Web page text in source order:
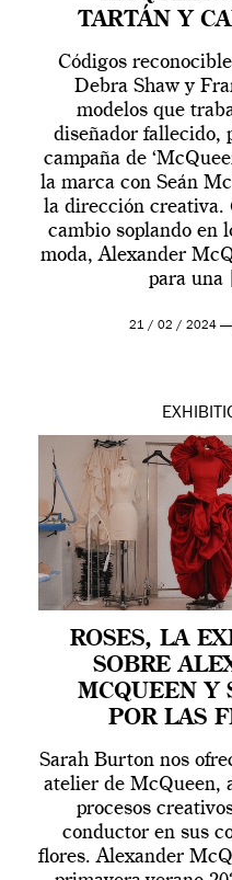
TARTÁN Y
Códigos
Debra Shaw y
modelos que
diseñador fallecido,
campaña de
la marca con Seán
la dirección creativa.
cambio soplando en
moda, Alexander
para una
21 / 02 / 2024 —
ROSES, LA
SOBRE
MCQUEEN Y
POR LAS
Sarah Burton nos
atelier de McQueen,
procesos
conductor en sus
flores. Alexander